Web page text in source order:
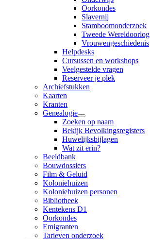
Oorkondes
Slavernij
Stamboomonderzoek
Tweede Wereldoorlog
Vrouwengeschiedenis
Helpdesks
Cursussen en workshops
Veelgestelde vragen
Reserveer je plek
Archiefstukken
Kaarten
Kranten
Genealogie
Zoeken op naam
Bekijk Bevolkingsregisters
Huwelijksbijlagen
Wat zit erin?
Beeldbank
Bouwdossiers
Film & Geluid
Koloniehuizen
Koloniehuizen personen
Bibliotheek
Kentekens D1
Oorkondes
Emigranten
Tarieven onderzoek